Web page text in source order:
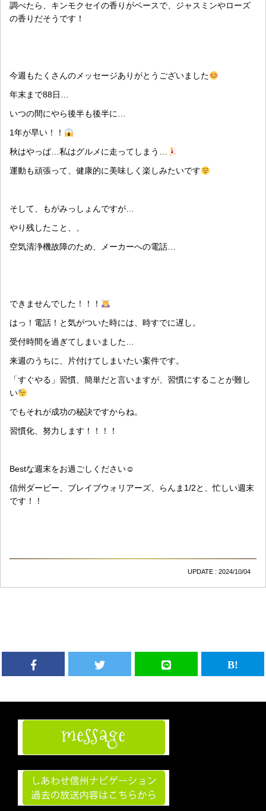
調べたら、キンモクセイの香りがベースで、ジャスミンやローズ
の香りだそうです！
今週もたくさんのメッセージありがとうございました
年末まで88日…
いつの間にやら後半も後半に…
1年が早い！！
秋はやっぱ…私はグルメに走ってしまう…
運動も頑張って、健康的に美味しく楽しみたいです
そして、もがみっしょんですが…
やり残したこと、、
空気清浄機故障のため、メーカーへの電話…
できませんでした！！！
はっ！電話！と気がついた時には、時すでに遅し。
受付時間を過ぎてしまいました…
来週のうちに、片付けてしまいたい案件です。
「すぐやる」習慣、簡単だと言いますが、習慣にすることが難し
い
でもそれが成功の秘訣ですからね。
習慣化、努力します！！！！
Bestな週末をお過ごしください☺︎
信州ダービー、ブレイブウォリアーズ、らんま1/2と、忙しい週末
です！！
UPDATE : 2024/10/04